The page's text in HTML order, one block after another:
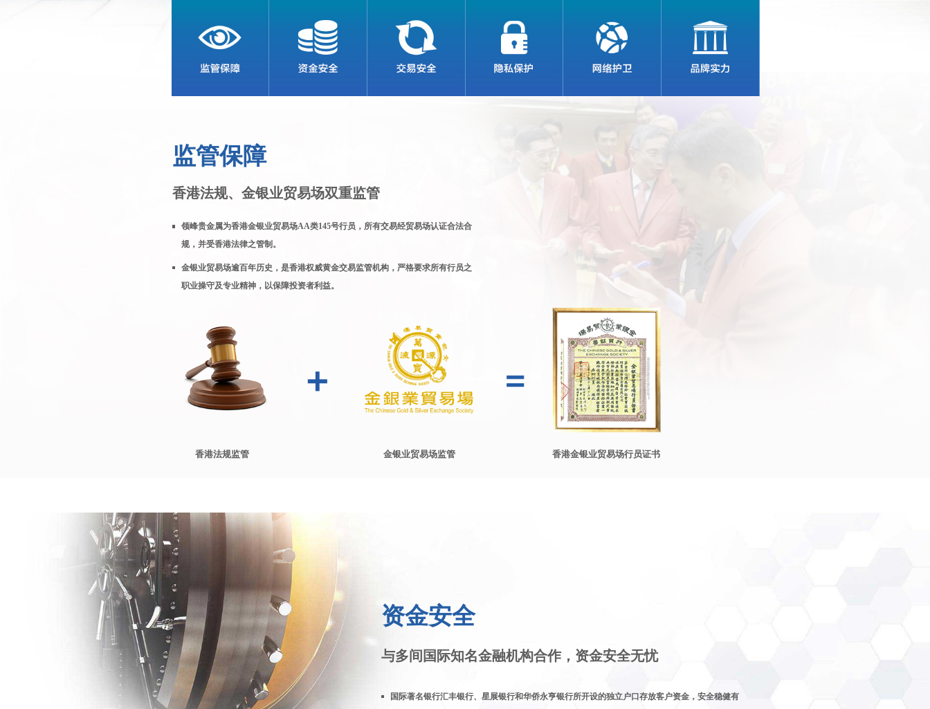
监管保障
香港法规、金银业贸易场双重监管
领峰贵金属为香港金银业贸易场AA类145号行员，所有交易经贸易场认证合法合
规，并受香港法律之管制。
金银业贸易场逾百年历史，是香港权威黄金交易监管机构，严格要求所有行员之
职业操守及专业精神，以保障投资者利益。
香港法规监管 金银业贸易场监管 香港金银业贸易场行员证书
资金安全
与多间国际知名金融机构合作，资金安全无忧
国际著名银行汇丰银行、星展银行和华侨永亨银行所开设的独立户口存放客户资金，安全稳健有